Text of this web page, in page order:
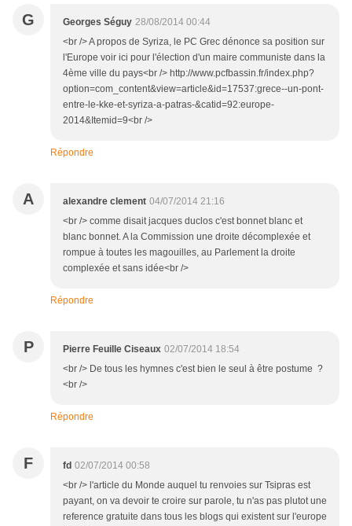
G Georges Séguy 28/08/2014 00:44
<br /> A propos de Syriza, le PC Grec dénonce sa position sur
l'Europe voir ici pour l'élection d'un maire communiste dans la
4ème ville du pays<br /> http://www.pcfbassin.fr/index.php?
option=com_content&view=article&id=17537:grece--un-pont-
entre-le-kke-et-syriza-a-patras-&catid=92:europe-
2014&Itemid=9<br />
Répondre
A alexandre clement 04/07/2014 21:16
<br /> comme disait jacques duclos c'est bonnet blanc et
blanc bonnet. A la Commission une droite décomplexée et
rompue à toutes les magouilles, au Parlement la droite
complexée et sans idée<br />
Répondre
P Pierre Feuille Ciseaux 02/07/2014 18:54
<br /> De tous les hymnes c'est bien le seul à être postume ?
<br />
Répondre
F fd 02/07/2014 00:58
<br /> l'article du Monde auquel tu renvoies sur Tsipras est
payant, on va devoir te croire sur parole, tu n'as pas plutot une
reference gratuite dans tous les blogs qui existent sur l'europe